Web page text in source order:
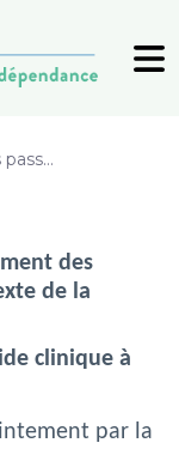
Événements passés (archive)
des
de la
clinique à
par la